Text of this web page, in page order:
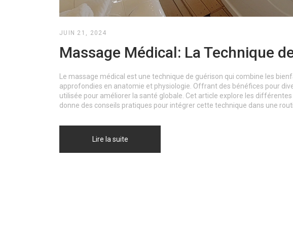
JUIN 21, 2024
Massage Médical: La Technique
Le massage médical est une technique de guérison qui combine les
approfondies en anatomie et physiologie. Offrant des bénéfices pour
utilisée pour améliorer la santé globale. Cet article explore les
donne des conseils pratiques pour intégrer cette technique dans une
Lire la suite